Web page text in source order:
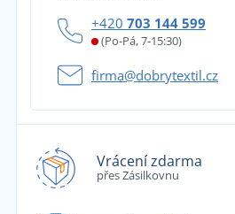
+420 703 144 599
(Po-Pá, 7-15:30)
firma@dobrytextil.cz
Vrácení zdarma
přes Zásilkovnu